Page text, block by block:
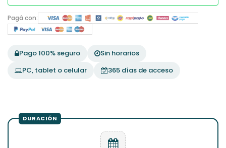
Pagá con:
Pago 100% seguro
Sin horarios
PC, tablet o celular
365 días de acceso